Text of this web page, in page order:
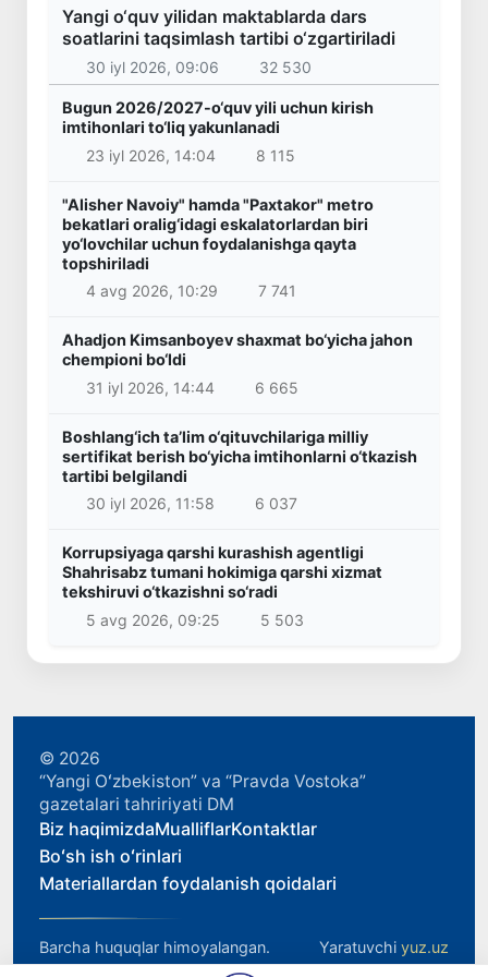
Yangi o‘quv yilidan maktablarda dars
soatlarini taqsimlash tartibi o‘zgartiriladi
30 iyl 2026, 09:06 32 530
Bugun 2026/2027-o‘quv yili uchun kirish
imtihonlari to‘liq yakunlanadi
23 iyl 2026, 14:04
8 115
"Alisher Navoiy" hamda "Paxtakor" metro
bekatlari oralig‘idagi eskalatorlardan biri
yo‘lovchilar uchun foydalanishga qayta
topshiriladi
4 avg 2026, 10:29
7 741
Ahadjon Kimsanboyev shaxmat bo‘yicha jahon
chempioni bo‘ldi
31 iyl 2026, 14:44
6 665
Boshlang‘ich ta’lim o‘qituvchilariga milliy
sertifikat berish bo‘yicha imtihonlarni o‘tkazish
tartibi belgilandi
30 iyl 2026, 11:58
6 037
Korrupsiyaga qarshi kurashish agentligi
Shahrisabz tumani hokimiga qarshi xizmat
tekshiruvi o‘tkazishni so‘radi
5 avg 2026, 09:25
5 503
© 2026
“Yangi Oʻzbekiston” va “Pravda Vostoka”
gazetalari tahririyati DM
Biz haqimizdaMualliflarKontaktlar
Boʻsh ish oʻrinlari
Materiallardan foydalanish qoidalari
Barcha huquqlar himoyalangan. Yaratuvchi yuz.uz